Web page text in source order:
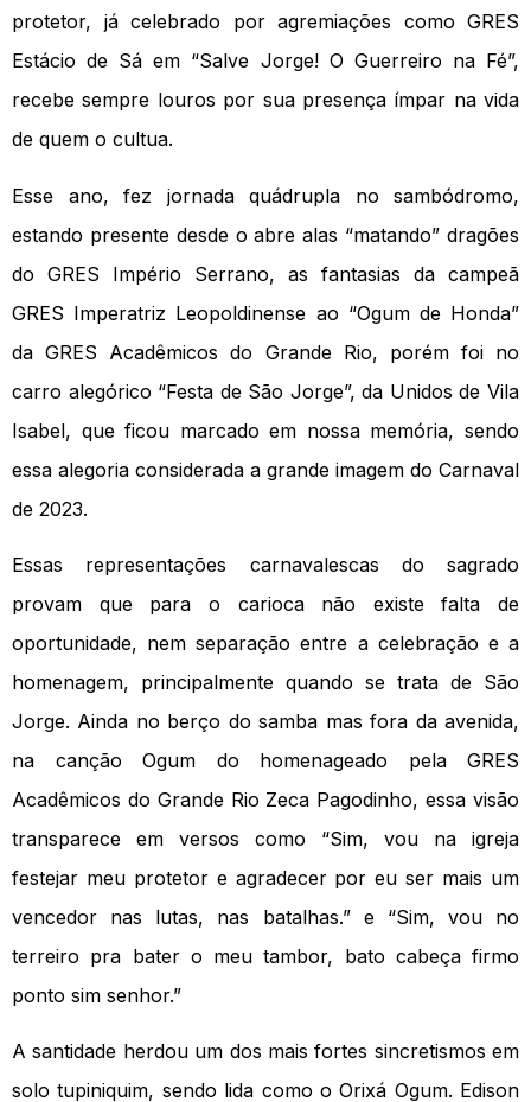
protetor, já celebrado por agremiações como GRES
Estácio de Sá em “Salve Jorge! O Guerreiro na Fé”,
recebe sempre louros por sua presença ímpar na vida
de quem o cultua.
Esse ano, fez jornada quádrupla no sambódromo,
estando presente desde o abre alas “matando” dragões
do GRES Império Serrano, as fantasias da campeã
GRES Imperatriz Leopoldinense ao “Ogum de Honda”
da GRES Acadêmicos do Grande Rio, porém foi no
carro alegórico “Festa de São Jorge”, da Unidos de Vila
Isabel, que ficou marcado em nossa memória, sendo
essa alegoria considerada a grande imagem do Carnaval
de 2023.
Essas representações carnavalescas do sagrado
provam que para o carioca não existe falta de
oportunidade, nem separação entre a celebração e a
homenagem, principalmente quando se trata de São
Jorge. Ainda no berço do samba mas fora da avenida,
na canção Ogum do homenageado pela GRES
Acadêmicos do Grande Rio Zeca Pagodinho, essa visão
transparece em versos como “Sim, vou na igreja
festejar meu protetor e agradecer por eu ser mais um
vencedor nas lutas, nas batalhas.” e “Sim, vou no
terreiro pra bater o meu tambor, bato cabeça firmo
ponto sim senhor.”
A santidade herdou um dos mais fortes sincretismos em
solo tupiniquim, sendo lida como o Orixá Ogum. Edison